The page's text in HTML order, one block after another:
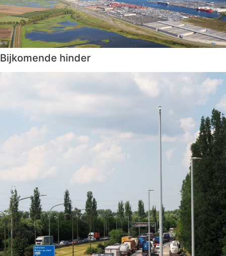
Bijkomende hinder